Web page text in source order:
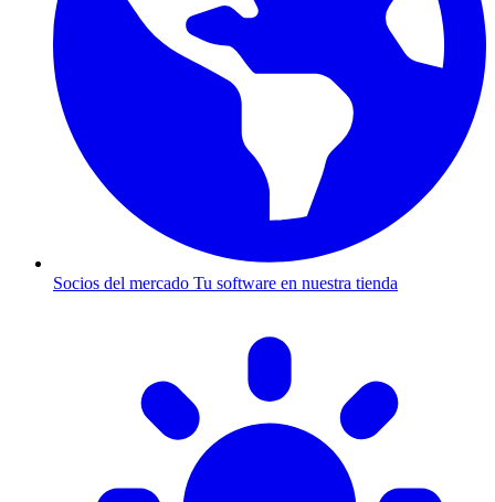
Socios del mercado Tu software en nuestra tienda